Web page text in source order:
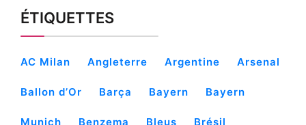
ÉTIQUETTES
AC Milan Angleterre Argentine Arsenal
Ballon d’Or Barça Bayern Bayern
Munich Benzema Bleus Brésil